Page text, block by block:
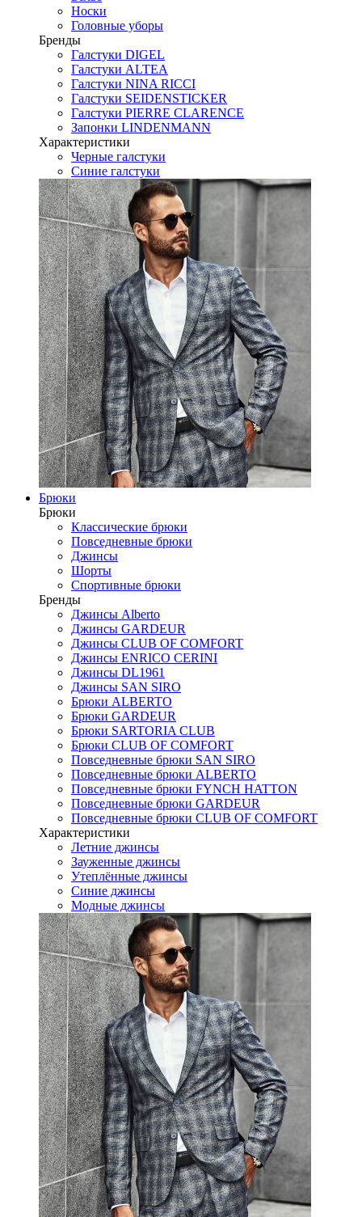
Носки
Головные уборы
Бренды
Галстуки DIGEL
Галстуки ALTEA
Галстуки NINA RICCI
Галстуки SEIDENSTICKER
Галстуки PIERRE CLARENCE
Запонки LINDENMANN
Характеристики
Черные галстуки
Синие галстуки
Брюки
Брюки
Классические брюки
Повседневные брюки
Джинсы
Шорты
Спортивные брюки
Бренды
Джинсы Alberto
Джинсы GARDEUR
Джинсы CLUB OF COMFORT
Джинсы ENRICO CERINI
Джинсы DL1961
Джинсы SAN SIRO
Брюки ALBERTO
Брюки GARDEUR
Брюки SARTORIA CLUB
Брюки CLUB OF COMFORT
Повседневные брюки SAN SIRO
Повседневные брюки ALBERTO
Повседневные брюки FYNCH HATTON
Повседневные брюки GARDEUR
Повседневные брюки CLUB OF COMFORT
Характеристики
Летние джинсы
Зауженные джинсы
Утеплённые джинсы
Синие джинсы
Модные джинсы